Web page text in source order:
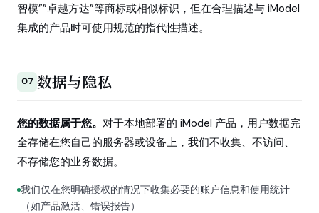
智模””卓越方达”等商标或相似标识，但在合理描述与 iModel
集成的产品时可使用规范的指代性描述。
07 数据与隐私
您的数据属于您。 对于本地部署的 iModel 产品，用户数据完
全存储在您自己的服务器或设备上，我们不收集、不访问、
不存储您的业务数据。
我们仅在您明确授权的情况下收集必要的账户信息和使用统计
（如产品激活、错误报告）